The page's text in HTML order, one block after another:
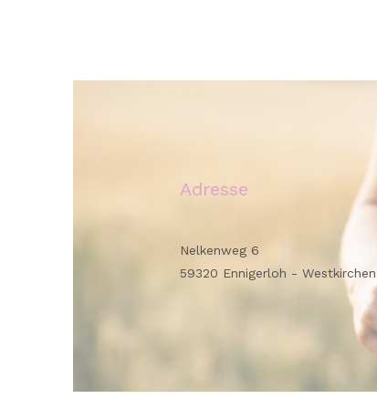
Adresse
Nelkenweg 6
59320 Ennigerloh - Westkirchen